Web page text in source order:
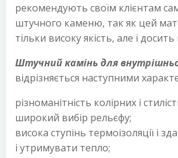
рекомендують своїм клієнтам
штучного каменю, так як цей
тільки високу якість, але і
Штучний камінь для
відрізняється наступними
різноманітність колірних і
широкий вибір рельєфу;
висока ступінь термоізоляції і
і утримувати тепло;